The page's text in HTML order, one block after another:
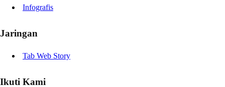
Infografis
Jaringan
Tab Web Story
Ikuti Kami